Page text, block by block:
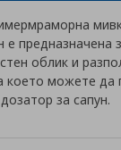
е предназначена
облик и
което можете да
за сапун.